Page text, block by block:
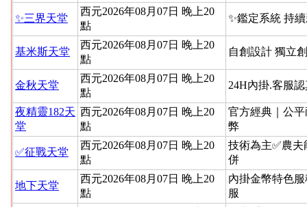
✨三界天堂
西元2026年08月07日 晚上20
點
✨鑑定系統 持
基米斯天堂
西元2026年08月07日 晚上20
點
自創設計 獨立
金秋天堂
西元2026年08月07日 晚上20
點
24H內掛.客服
夜精靈182天
堂
西元2026年08月07日 晚上20
點
官方經典｜公
弊
✅征戰天堂
西元2026年08月07日 晚上20
點
技術為主✅農夫
併
地下天堂
西元2026年08月07日 晚上20
點
內掛金幣特色
服